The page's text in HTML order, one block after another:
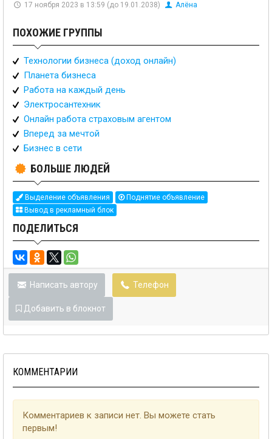
17 ноября 2023 в 13:59 (до 19.01.2038) Алёна
ПОХОЖИЕ ГРУППЫ
Технологии бизнеса (доход онлайн)
Планета бизнеса
Работа на каждый день
Электросантехник
Онлайн работа страховым агентом
Вперед за мечтой
Бизнес в сети
БОЛЬШЕ ЛЮДЕЙ
Выделение объявления
Поднятие объявление
Вывод в рекламный блок
ПОДЕЛИТЬСЯ
Написать автору Телефон
Добавить в блокнот
КОММЕНТАРИИ
Комментариев к записи нет. Вы можете стать
первым!